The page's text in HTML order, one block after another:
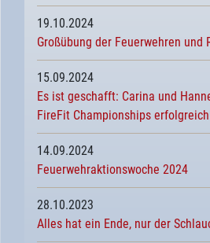
19.10.2024
Großübung der Feuerwehren und
15.09.2024
Es ist geschafft: Carina und
FireFit Championships
14.09.2024
Feuerwehraktionswoche 2024
28.10.2023
Alles hat ein Ende, nur der